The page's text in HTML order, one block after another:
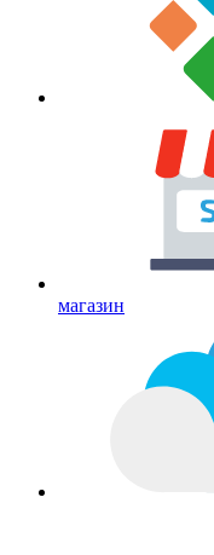
магазин